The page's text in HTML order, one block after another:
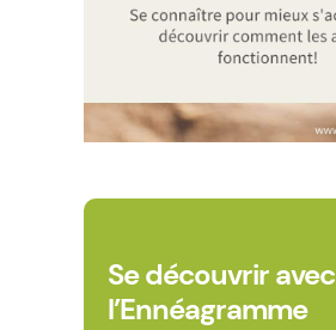
Se découvrir avec
l’Ennéagramme